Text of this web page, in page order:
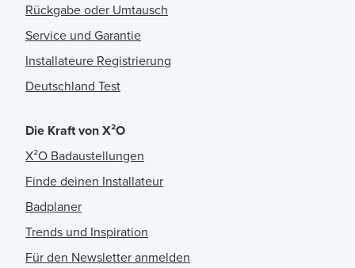
Rückgabe oder Umtausch
Service und Garantie
Installateure Registrierung
Deutschland Test
Die Kraft von X²O
X²O Badaustellungen
Finde deinen Installateur
Badplaner
Trends und Inspiration
Für den Newsletter anmelden